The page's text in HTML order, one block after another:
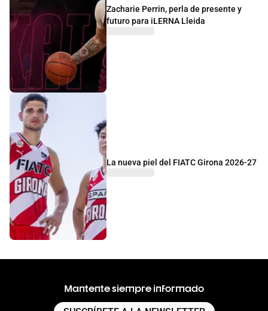
Zacharie Perrin, perla de presente y
futuro para iLERNA Lleida
La nueva piel del FIATC Girona 2026-27
Mantente siempre informado